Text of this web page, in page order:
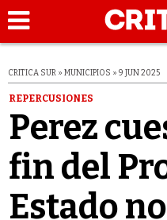
CRITICA SUR » MUNICIPIOS » 9 JUN 2025
REPERCUSIONES
Perez
fin del
Estado